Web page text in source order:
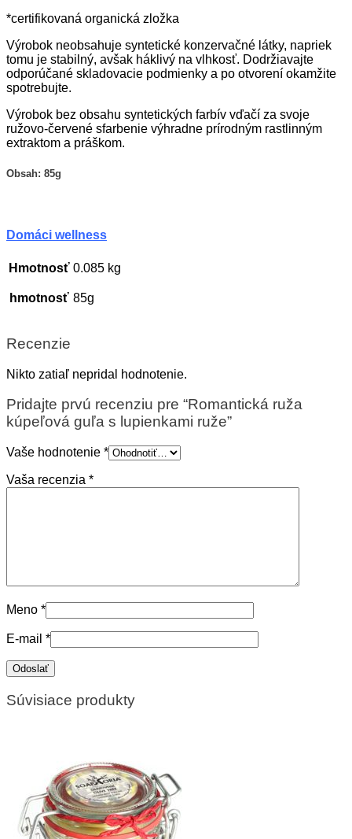
*certifikovaná organická zložka
Výrobok neobsahuje syntetické konzervačné látky, napriek
tomu je stabilný, avšak háklivý na vlhkosť. Dodržiavajte
odporúčané skladovacie podmienky a po otvorení okamžite
spotrebujte.
Výrobok bez obsahu syntetických farbív vďačí za svoje
ružovo-červené sfarbenie výhradne prírodným rastlinným
extraktom a práškom.
Obsah: 85g
Domáci wellness
Hmotnosť 0.085 kg
hmotnosť 85g
Recenzie
Nikto zatiaľ nepridal hodnotenie.
Pridajte prvú recenziu pre “Romantická ruža
kúpeľová guľa s lupienkami ruže”
Vaše hodnotenie *
Vaša recenzia *
Meno *
E-mail *
Súvisiace produkty